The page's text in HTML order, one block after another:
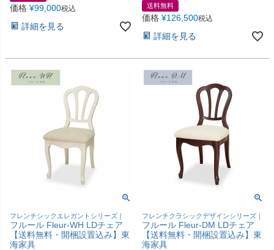
価格 ¥99,000税込
詳細を見る
送料無料
価格 ¥126,500税込
詳細を見る
フレンチシックエレガントシリーズ｜
フルール Fleur-WH LDチェア
【送料無料・開梱設置込み】東
海家具
フレンチクラシックデザインシリーズ｜
フルール Fleur-DM LDチェア
【送料無料・開梱設置込み】東
海家具